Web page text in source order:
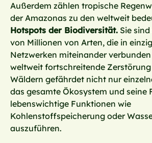
Außerdem zählen tropische
der Amazonas zu den weltweit
Hotspots der Biodiversität. Sie
von Millionen von Arten, die in
Netzwerken miteinander verbunden
weltweit fortschreitende
Wäldern gefährdet nicht nur
das gesamte Ökosystem und seine
lebenswichtige Funktionen wie
Kohlenstoffspeicherung oder
auszuführen.